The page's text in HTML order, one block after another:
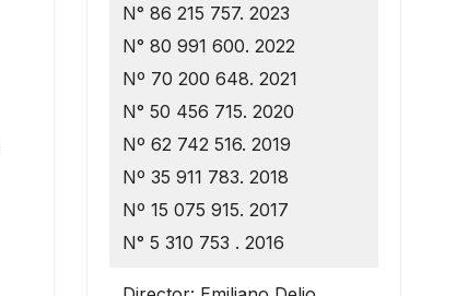
N° 86 215 757. 2023
N° 80 991 600. 2022
Nº 70 200 648. 2021
N° 50 456 715. 2020
Nº 62 742 516. 2019
Nº 35 911 783. 2018
Nº 15 075 915. 2017
N° 5 310 753 . 2016